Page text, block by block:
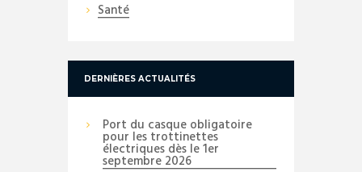
Santé
DERNIÈRES ACTUALITÉS
Port du casque obligatoire
pour les trottinettes
électriques dès le 1er
septembre 2026